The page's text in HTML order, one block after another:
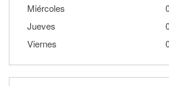
Miércoles
Jueves
Viernes